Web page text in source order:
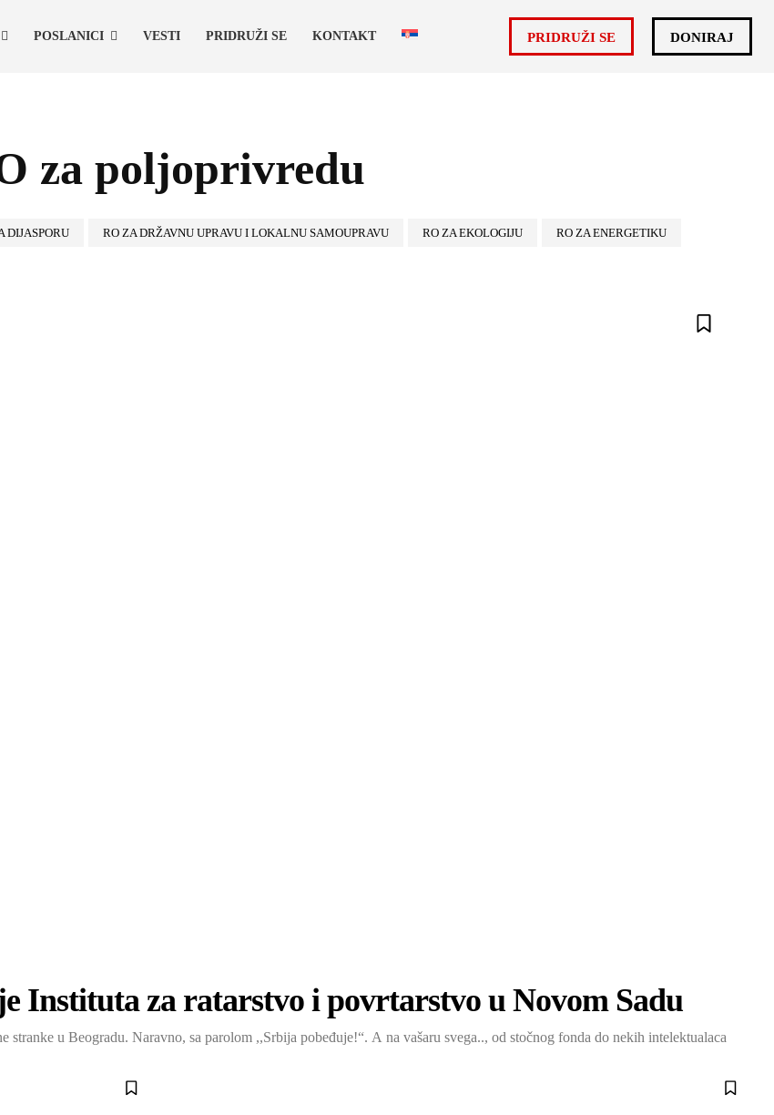
POSLANICI VESTI PRIDRUŽI SE KONTAKT PRIDRUŽI SE DONIRAJ
za poljoprivredu
DIJASPORU RO ZA DRŽAVNU UPRAVU I LOKALNU SAMOUPRAVU RO ZA EKOLOGIJU RO ZA ENERGETIKU
Instituta za ratarstvo i povrtarstvo u Novom Sadu
stranke u Beogradu. Naravno, sa parolom ,,Srbija pobeđuje!“. A na vašaru svega.., od stočnog fonda do nekih intelektualaca